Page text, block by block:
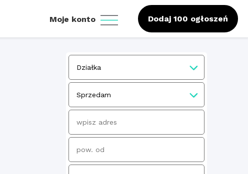
Dodaj 100 ogłoszeń
Moje konto